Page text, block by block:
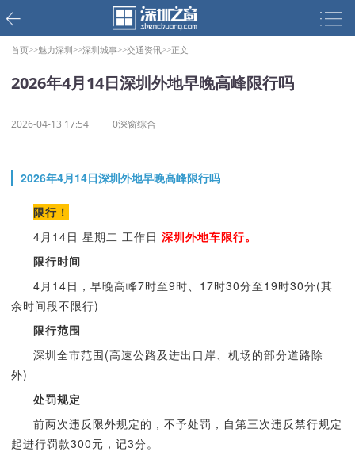
首页>>魅力深圳>>深圳城事>>交通资讯>>正文
2026年4月14日深圳外地早晚高峰限行吗
2026-04-13 17:54 0深窗综合
2026年4月14日深圳外地早晚高峰限行吗
限行！
4月14日 星期二 工作日 深圳外地车限行。
限行时间
4月14日，早晚高峰7时至9时、17时30分至19时30分(其
余时间段不限行)
限行范围
深圳全市范围(高速公路及进出口岸、机场的部分道路除
外)
处罚规定
前两次违反限外规定的，不予处罚，自第三次违反禁行规定
起进行罚款300元，记3分。